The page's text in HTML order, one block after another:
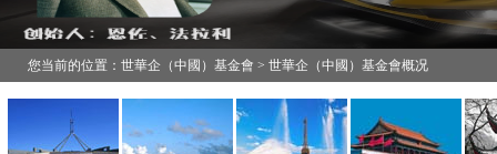
您当前的位置：世華企（中國）基金會 > 世華企（中國）基金會概况